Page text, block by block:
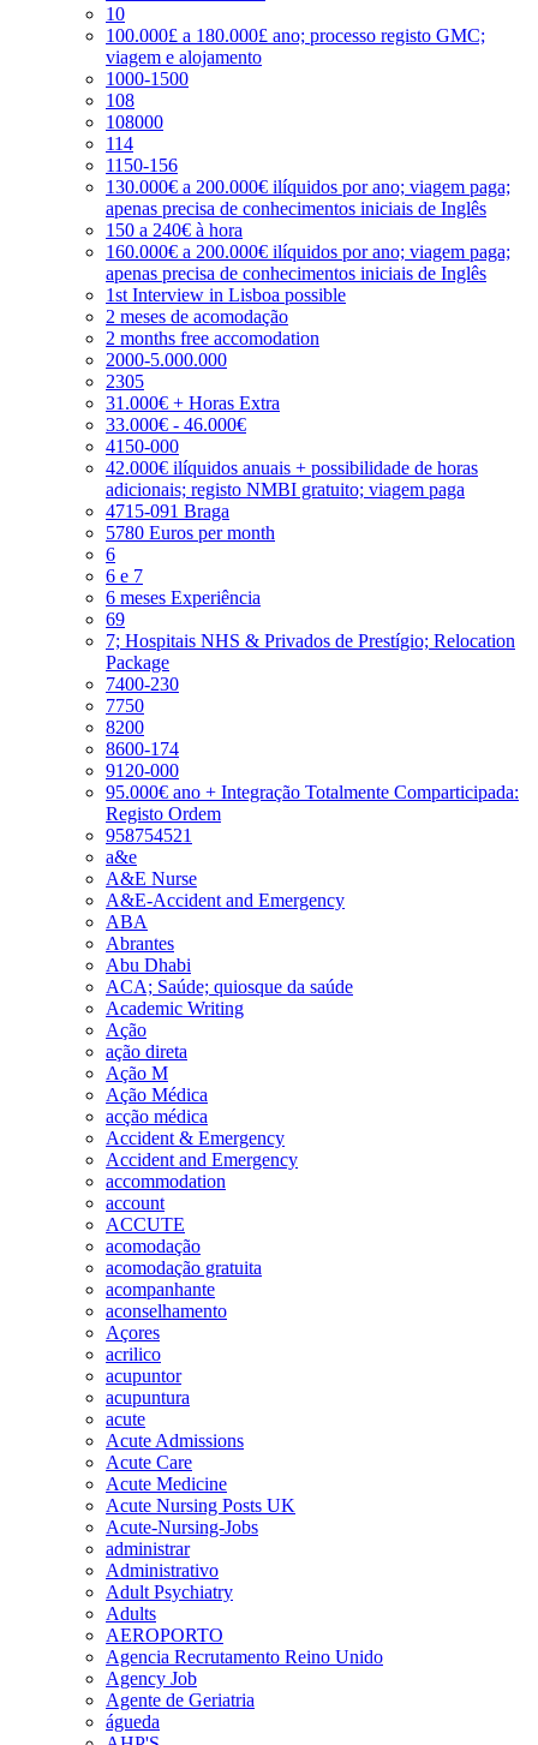
10
100.000£ a 180.000£ ano; processo registo GMC;
viagem e alojamento
1000-1500
108
108000
114
1150-156
130.000€ a 200.000€ ilíquidos por ano; viagem paga;
apenas precisa de conhecimentos iniciais de Inglês
150 a 240€ à hora
160.000€ a 200.000€ ilíquidos por ano; viagem paga;
apenas precisa de conhecimentos iniciais de Inglês
1st Interview in Lisboa possible
2 meses de acomodação
2 months free accomodation
2000-5.000.000
2305
31.000€ + Horas Extra
33.000€ - 46.000€
4150-000
42.000€ ilíquidos anuais + possibilidade de horas
adicionais; registo NMBI gratuito; viagem paga
4715-091 Braga
5780 Euros per month
6
6 e 7
6 meses Experiência
69
7; Hospitais NHS & Privados de Prestígio; Relocation
Package
7400-230
7750
8200
8600-174
9120-000
95.000€ ano + Integração Totalmente Comparticipada:
Registo Ordem
958754521
a&e
A&E Nurse
A&E-Accident and Emergency
ABA
Abrantes
Abu Dhabi
ACA; Saúde; quiosque da saúde
Academic Writing
Ação
ação direta
Ação M
Ação Médica
acção médica
Accident & Emergency
Accident and Emergency
accommodation
account
ACCUTE
acomodação
acomodação gratuita
acompanhante
aconselhamento
Açores
acrilico
acupuntor
acupuntura
acute
Acute Admissions
Acute Care
Acute Medicine
Acute Nursing Posts UK
Acute-Nursing-Jobs
administrar
Administrativo
Adult Psychiatry
Adults
AEROPORTO
Agencia Recrutamento Reino Unido
Agency Job
Agente de Geriatria
águeda